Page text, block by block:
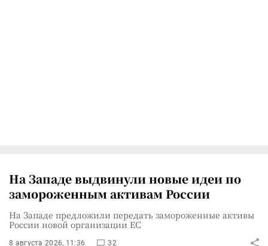
На Западе выдвинули новые идеи по
замороженным активам России
На Западе предложили передать замороженные активы
России новой организации ЕС
8 августа 2026, 11:36 32